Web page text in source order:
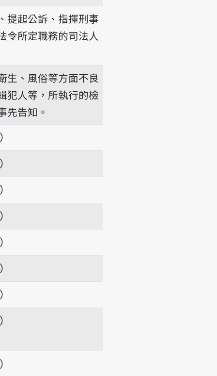
提起公訴、指揮刑事
令所定職務的司法人
生、風俗等方面不良
犯人等，所執行的檢
先告知。
sú